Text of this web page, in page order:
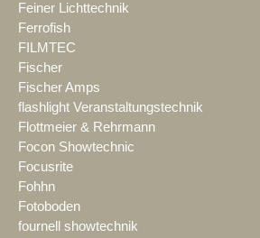
Feiner Lichttechnik
Ferrofish
FILMTEC
Fischer
Fischer Amps
flashlight Veranstaltungstechnik
Flottmeier & Rehrmann
Focon Showtechnic
Focusrite
Fohhn
Fotoboden
fournell showtechnik